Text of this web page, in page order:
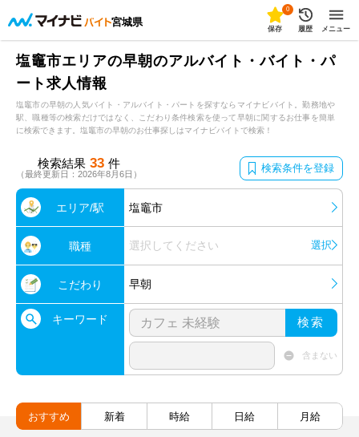
宮城県
0
保存 履歴 メニュー
塩竈市エリアの早朝のアルバイト・バイト・パ
ート求人情報
塩竈市の早朝の人気バイト・アルバイト・パートを探すならマイナビバイト。勤務地や
駅、職種等の検索だけではなく、こだわり条件検索を使って早朝に関するお仕事を簡単
に検索できます。塩竈市の早朝のお仕事探しはマイナビバイトで検索！
検索結果 33 件
（最終更新日：2026年8月6日） 検索条件を登録
エリア/駅 塩竈市
職種 選択してください 選択
こだわり 早朝
キーワード 検索
含まない
おすすめ 新着 時給 日給 月給